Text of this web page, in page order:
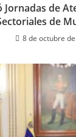
Jornadas de
de
8 de octubre